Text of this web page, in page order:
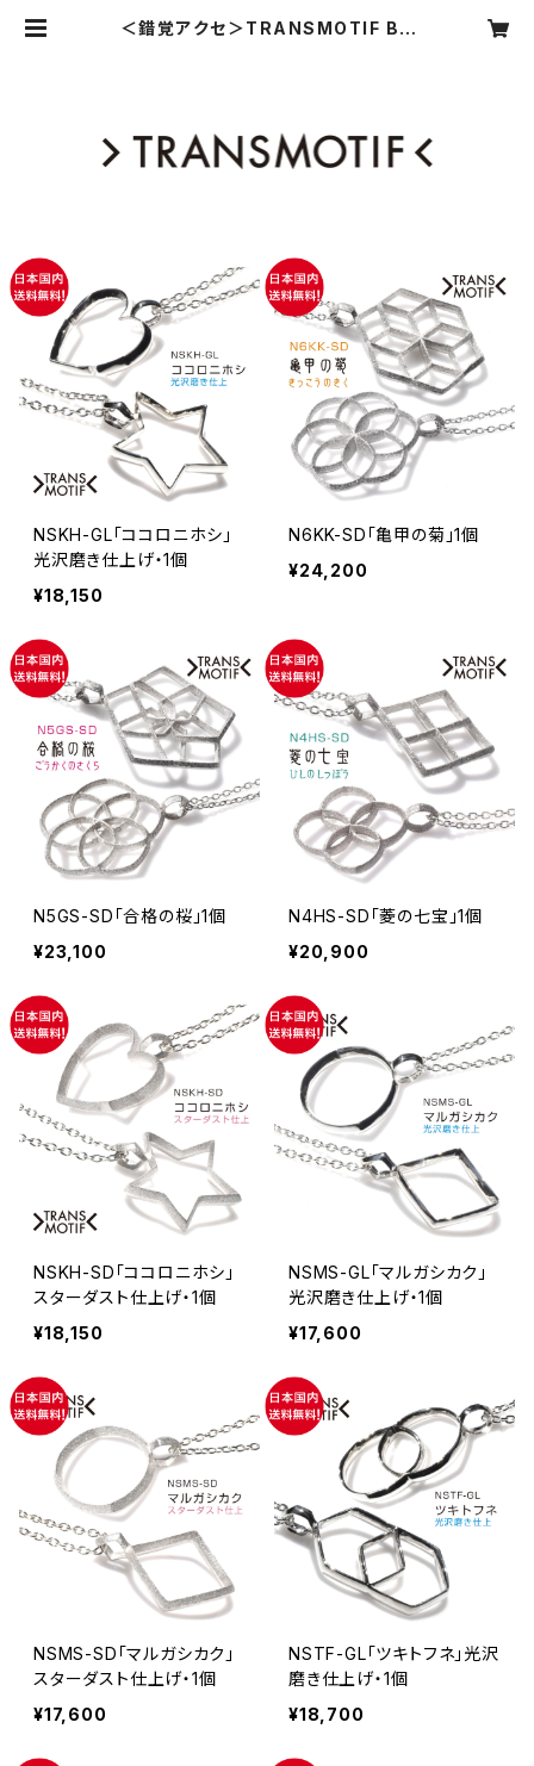
＜錯覚アクセ＞TRANSMOTIF BA
NSKH-GL「ココロニホシ」
光沢磨き仕上げ・1個
¥18,150
N6KK-SD「亀甲の菊」1個
¥24,200
N5GS-SD「合格の桜」1個
¥23,100
N4HS-SD「菱の七宝」1個
¥20,900
NSKH-SD「ココロニホシ」
スターダスト仕上げ・1個
¥18,150
NSMS-GL「マルガシカク」
光沢磨き仕上げ・1個
¥17,600
NSMS-SD「マルガシカク」
スターダスト仕上げ・1個
¥17,600
NSTF-GL「ツキトフネ」光沢
磨き仕上げ・1個
¥18,700